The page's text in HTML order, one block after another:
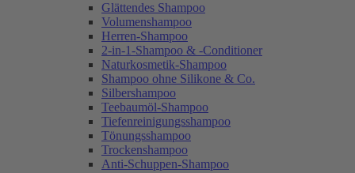
Glättendes Shampoo
Volumenshampoo
Herren-Shampoo
2-in-1-Shampoo & -Conditioner
Naturkosmetik-Shampoo
Shampoo ohne Silikone & Co.
Silbershampoo
Teebaumöl-Shampoo
Tiefenreinigungsshampoo
Tönungsshampoo
Trockenshampoo
Anti-Schuppen-Shampoo